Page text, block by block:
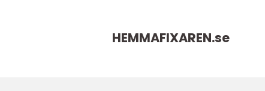
HEMMAFIXAREN.se